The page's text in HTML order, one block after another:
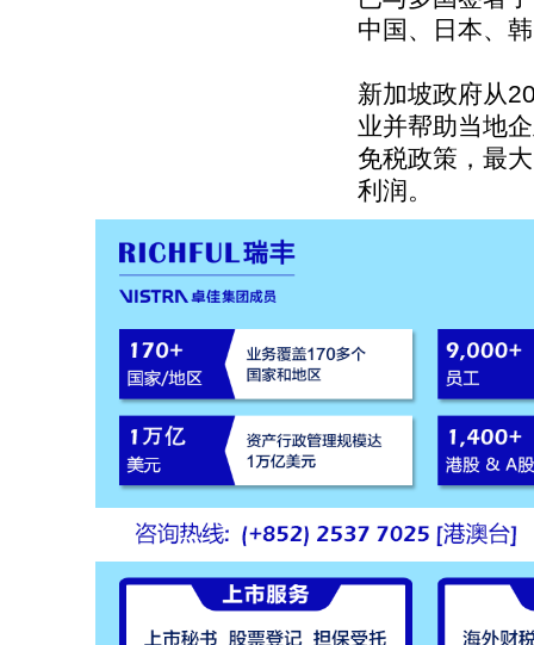
中国、日本、
新加坡政府从
业并帮助当地
免税政策，最
利润。